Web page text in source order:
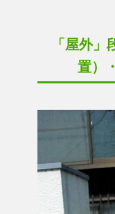
「屋外
置）